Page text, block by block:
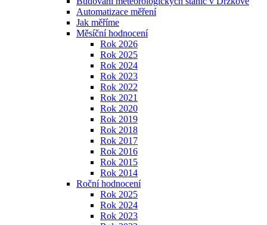
Automatizace měření
Jak měříme
Měsíční hodnocení
Rok 2026
Rok 2025
Rok 2024
Rok 2023
Rok 2022
Rok 2021
Rok 2020
Rok 2019
Rok 2018
Rok 2017
Rok 2016
Rok 2015
Rok 2014
Roční hodnocení
Rok 2025
Rok 2024
Rok 2023